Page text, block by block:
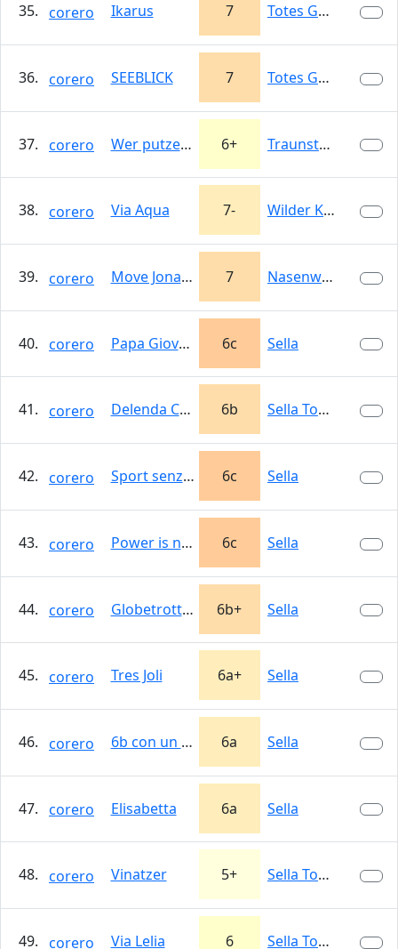
35. corero Ikarus 7 Totes Gebirge
36. corero SEEBLICK 7 Totes Gebirge
37. corero Wer putzet der findet 6+ Traunstein
38. corero Via Aqua 7- Wilder Kaiser
39. corero Move Jonathan 7 Nasenwand
40. corero Papa Giovani Paolo II 6c Sella
41. corero Delenda Carthago 6b Sella Towers
42. corero Sport senza frontiere 6c Sella
43. corero Power is nothing 6c Sella
44. corero Globetrotter 6b+ Sella
45. corero Tres Joli 6a+ Sella
46. corero 6b con un braccio 6a Sella
47. corero Elisabetta 6a Sella
48. corero Vinatzer 5+ Sella Towers
49. corero Via Lelia 6 Sella Towers